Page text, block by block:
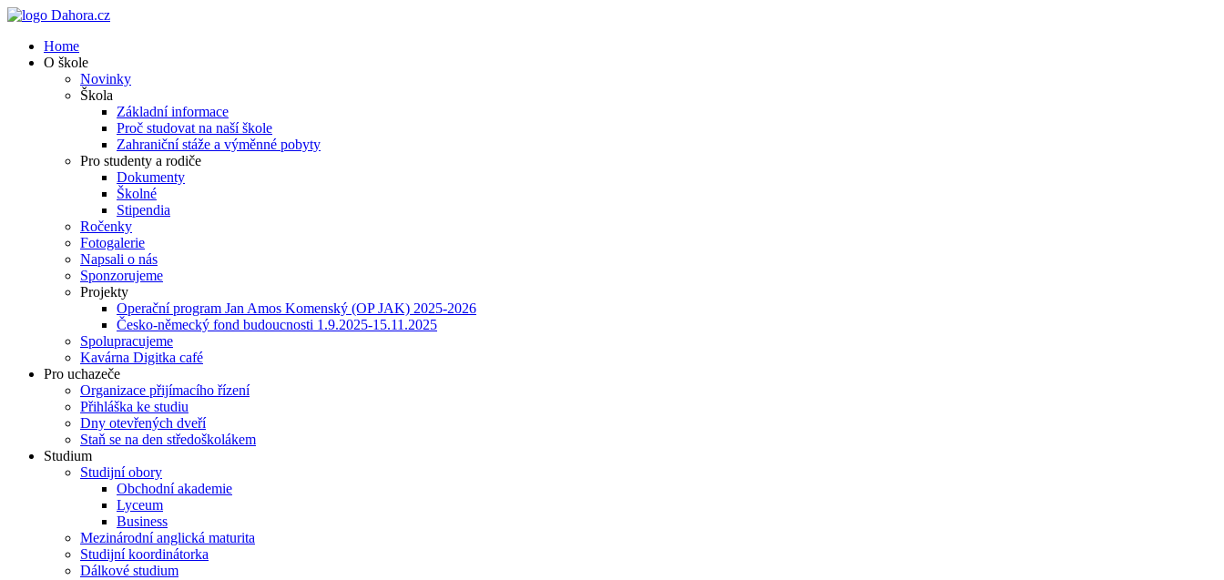
Home
O škole
Novinky
Škola
Základní informace
Proč studovat na naší škole
Zahraniční stáže a výměnné pobyty
Pro studenty a rodiče
Dokumenty
Školné
Stipendia
Ročenky
Fotogalerie
Napsali o nás
Sponzorujeme
Projekty
Operační program Jan Amos Komenský (OP JAK) 2025-2026
Česko-německý fond budoucnosti 1.9.2025-15.11.2025
Spolupracujeme
Kavárna Digitka café
Pro uchazeče
Organizace přijímacího řízení
Přihláška ke studiu
Dny otevřených dveří
Staň se na den středoškolákem
Studium
Studijní obory
Obchodní akademie
Lyceum
Business
Mezinárodní anglická maturita
Studijní koordinátorka
Dálkové studium